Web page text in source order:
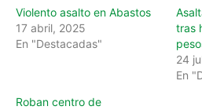
Violento asalto en Abastos
17 abril, 2025
En "Destacadas"
tras
24
En
Roban centro de